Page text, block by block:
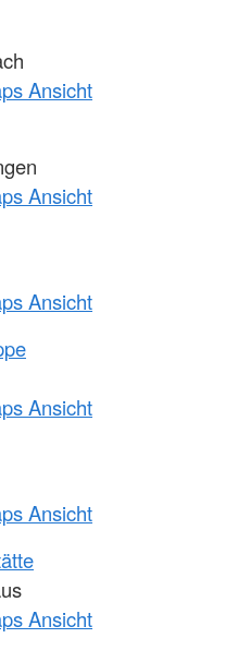
Ansicht
Ansicht
Ansicht
Ansicht
Ansicht
Ansicht